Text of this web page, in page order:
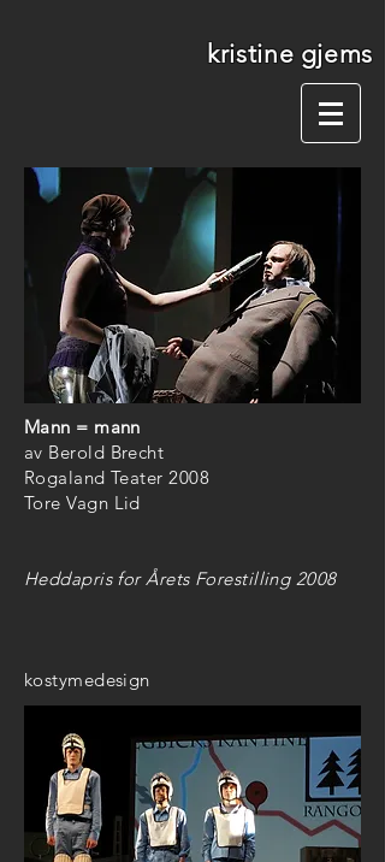
kristine gjems
Mann = mann
av Berold Brecht
Rogaland Teater 2008
Tore Vagn Lid
Heddapris for Årets Forestilling 2008
kostymedesign